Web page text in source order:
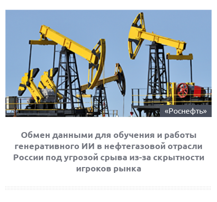
«Роснефть»
Обмен данными для обучения и работы
генеративного ИИ в нефтегазовой отрасли
России под угрозой срыва из-за скрытности
игроков рынка